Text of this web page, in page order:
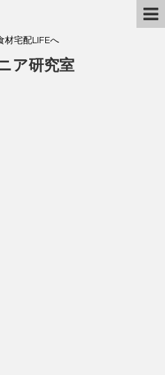
材宅配LIFEへ
ア研究室